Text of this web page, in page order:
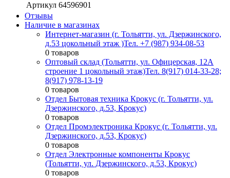
Артикул 64596901
Отзывы
Наличие в магазинах
Интернет-магазин (г. Тольятти, ул. Дзержинского,
д.53 цокольный этаж )Тел. +7 (987) 934-08-53
0 товаров
Оптовый склад (Тольятти, ул. Офицерская, 12А
строение 1 цокольный этаж)Тел. 8(917) 014-33-28;
8(917) 978-13-19
0 товаров
Отдел Бытовая техника Крокус (г. Тольятти, ул.
Дзержинского, д.53, Крокус)
0 товаров
Отдел Промэлектроника Крокус (г. Тольятти, ул.
Дзержинского, д.53, Крокус)
0 товаров
Отдел Электронные компоненты Крокус
(Тольятти, ул. Дзержинского, д.53, Крокус)
0 товаров